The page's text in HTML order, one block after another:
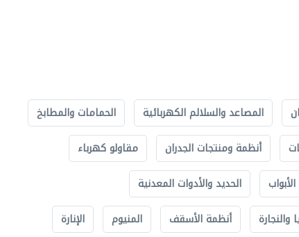
المصاعد والسلالم الكهربائية
الحمامات والمطابخ
أنظمة ومنتجات الجدران
مقاولو كهرباء
الحديد والأدوات المعدنية
والنجارة أنظمة الأسقف المنيوم
الإنارة